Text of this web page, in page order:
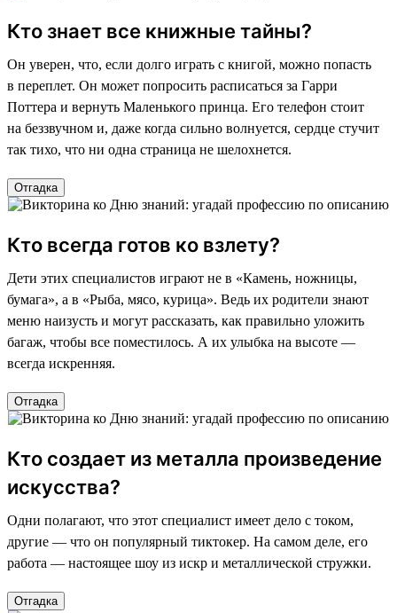
Кто знает все книжные тайны?
Он уверен, что, если долго играть с книгой, можно попасть
в переплет. Он может попросить расписаться за Гарри
Поттера и вернуть Маленького принца. Его телефон стоит
на беззвучном и, даже когда сильно волнуется, сердце стучит
так тихо, что ни одна страница не шелохнется.
Отгадка
Кто всегда готов ко взлету?
Дети этих специалистов играют не в «Камень, ножницы,
бумага», а в «Рыба, мясо, курица». Ведь их родители знают
меню наизусть и могут рассказать, как правильно уложить
багаж, чтобы все поместилось. А их улыбка на высоте —
всегда искренняя.
Отгадка
Кто создает из металла произведение
искусства?
Одни полагают, что этот специалист имеет дело с током,
другие — что он популярный тиктокер. На самом деле, его
работа — настоящее шоу из искр и металлической стружки.
Отгадка